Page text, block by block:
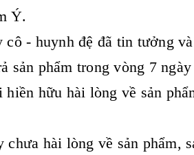
Ý.
cô - huynh đệ đã tin tưởng
phẩm trong vòng 7
hữu hài lòng về sản
chưa hài lòng về sản phẩm,